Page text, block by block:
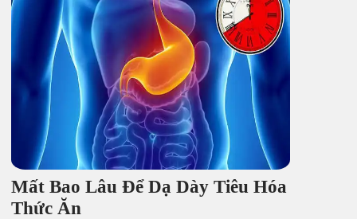
Mất Bao Lâu Để Dạ Dày Tiêu Hóa
Thức Ăn